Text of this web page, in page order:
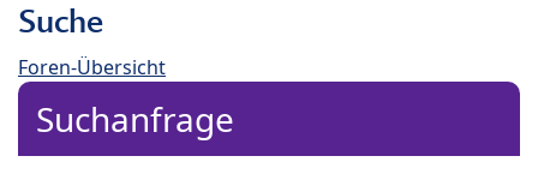
Suche
Foren-Übersicht
Suchanfrage